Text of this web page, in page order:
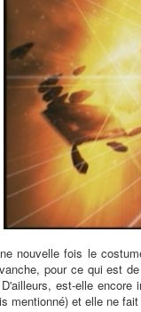
nouvelle fois le
pour ce qui est
est-elle
mentionné) et elle ne